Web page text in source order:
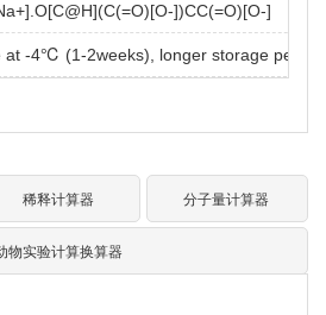
])CC(=O)[O-]
at -4℃ (1-2weeks), longer storage
稀释计算器 分子量计算器
物实验计算换算器